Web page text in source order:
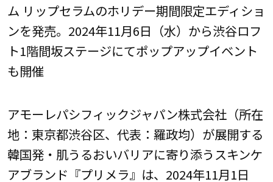
ム リップセラムのホリデー期間限定エディショ
ンを発売。2024年11月6日（水）から渋谷ロフ
ト1階間坂ステージにてポップアップイベント
も開催
アモーレパシフィックジャパン株式会社（所在
地：東京都渋谷区、代表：羅政均）が展開する
韓国発・肌うるおいバリアに寄り添うスキンケ
アブランド『プリメラ』は、2024年11月1日